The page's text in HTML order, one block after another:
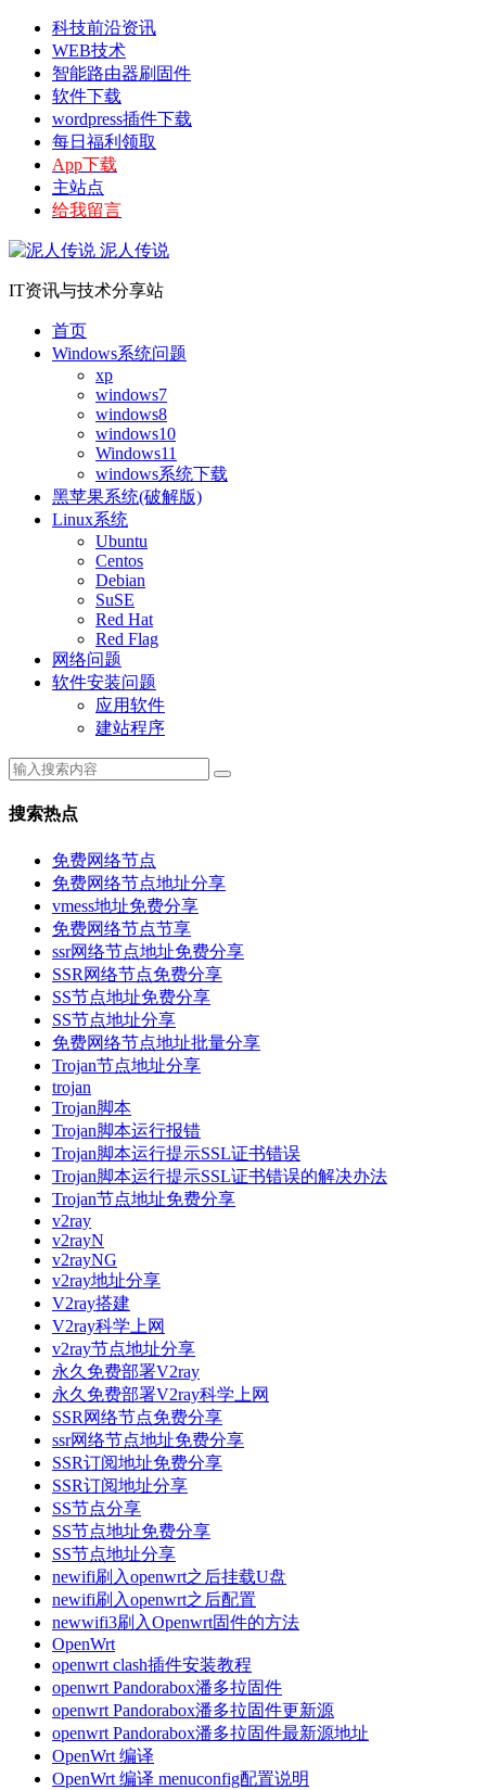
科技前沿资讯
WEB技术
智能路由器刷固件
软件下载
wordpress插件下载
每日福利领取
App下载
主站点
给我留言
泥人传说
IT资讯与技术分享站
首页
Windows系统问题
xp
windows7
windows8
windows10
Windows11
windows系统下载
黑苹果系统(破解版)
Linux系统
Ubuntu
Centos
Debian
SuSE
Red Hat
Red Flag
网络问题
软件安装问题
应用软件
建站程序
搜索热点
免费网络节点
免费网络节点地址分享
vmess地址免费分享
免费网络节点节享
ssr网络节点地址免费分享
SSR网络节点免费分享
SS节点地址免费分享
SS节点地址分享
免费网络节点地址批量分享
Trojan节点地址分享
trojan
Trojan脚本
Trojan脚本运行报错
Trojan脚本运行提示SSL证书错误
Trojan脚本运行提示SSL证书错误的解决办法
Trojan节点地址免费分享
v2ray
v2rayN
v2rayNG
v2ray地址分享
V2ray搭建
V2ray科学上网
v2ray节点地址分享
永久免费部署V2ray
永久免费部署V2ray科学上网
SSR网络节点免费分享
ssr网络节点地址免费分享
SSR订阅地址免费分享
SSR订阅地址分享
SS节点分享
SS节点地址免费分享
SS节点地址分享
newifi刷入openwrt之后挂载U盘
newifi刷入openwrt之后配置
newwifi3刷入Openwrt固件的方法
OpenWrt
openwrt clash插件安装教程
openwrt Pandorabox潘多拉固件
openwrt Pandorabox潘多拉固件更新源
openwrt Pandorabox潘多拉固件最新源地址
OpenWrt 编译
OpenWrt 编译 menuconfig配置说明